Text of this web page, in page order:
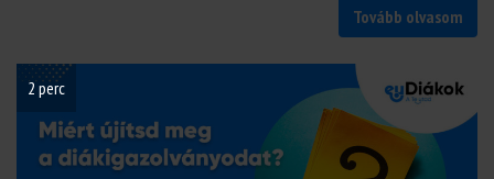
Tovább olvasom
2 perc